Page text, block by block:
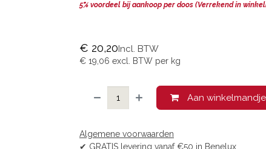
5% voordeel bij aankoop per doos (Verrekend in
€ 20,20Incl. BTW
€ 19,06 excl. BTW per kg
Aan
Algemene voorwaarden
✔ GRATIS levering vanaf €50 in Benelux